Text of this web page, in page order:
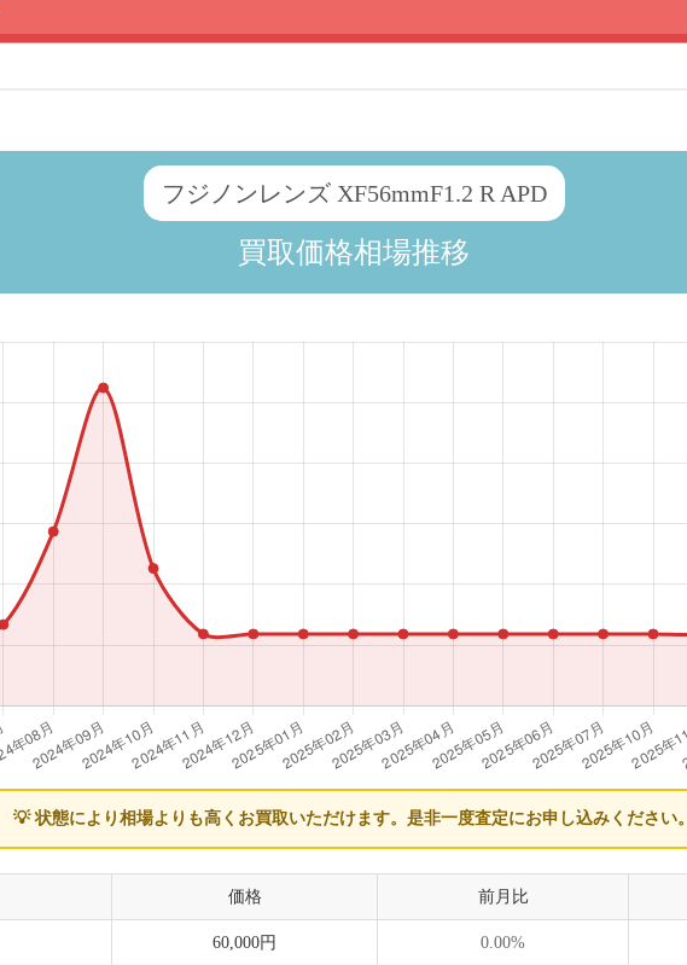
フジノンレンズ XF56mmF1.2 R APD
買取価格相場推移
💡 状態により相場よりも高くお買取いただけます。 是非一度査定にお申し込みください。
価格 前月比
60,000円 0.00%